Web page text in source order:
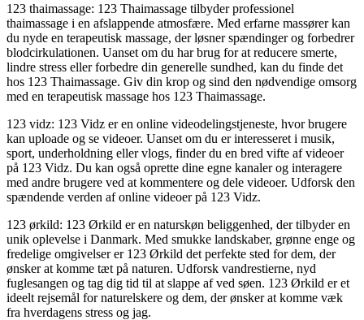
123 thaimassage: 123 Thaimassage tilbyder professionel
thaimassage i en afslappende atmosfære. Med erfarne massører kan
du nyde en terapeutisk massage, der løsner spændinger og forbedrer
blodcirkulationen. Uanset om du har brug for at reducere smerte,
lindre stress eller forbedre din generelle sundhed, kan du finde det
hos 123 Thaimassage. Giv din krop og sind den nødvendige omsorg
med en terapeutisk massage hos 123 Thaimassage.
123 vidz: 123 Vidz er en online videodelingstjeneste, hvor brugere
kan uploade og se videoer. Uanset om du er interesseret i musik,
sport, underholdning eller vlogs, finder du en bred vifte af videoer
på 123 Vidz. Du kan også oprette dine egne kanaler og interagere
med andre brugere ved at kommentere og dele videoer. Udforsk den
spændende verden af online videoer på 123 Vidz.
123 ørkild: 123 Ørkild er en naturskøn beliggenhed, der tilbyder en
unik oplevelse i Danmark. Med smukke landskaber, grønne enge og
fredelige omgivelser er 123 Ørkild det perfekte sted for dem, der
ønsker at komme tæt på naturen. Udforsk vandrestierne, nyd
fuglesangen og tag dig tid til at slappe af ved søen. 123 Ørkild er et
ideelt rejsemål for naturelskere og dem, der ønsker at komme væk
fra hverdagens stress og jag.